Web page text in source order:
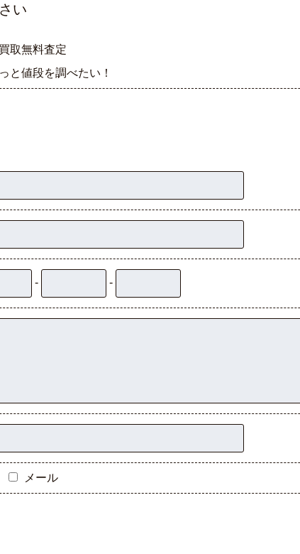
い
取無料査定
と値段を調べたい！
- -
メール